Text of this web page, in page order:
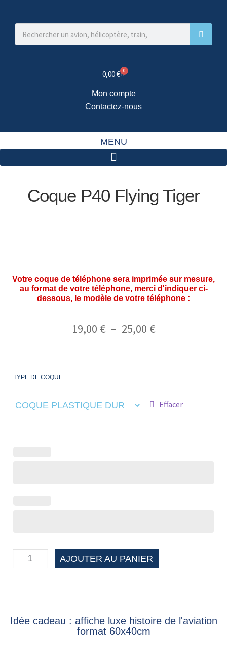
0,00€ 0
Mon compte
Contactez-nous
MENU
Coque P40 Flying Tiger
Votre coque de téléphone sera imprimée sur mesure,
au format de votre téléphone, merci d'indiquer ci-
dessous, le modèle de votre téléphone :
19,00 € – 25,00 €
TYPE DE COQUE
Effacer
AJOUTER AU PANIER
Idée cadeau : affiche luxe histoire de l'aviation
format 60x40cm